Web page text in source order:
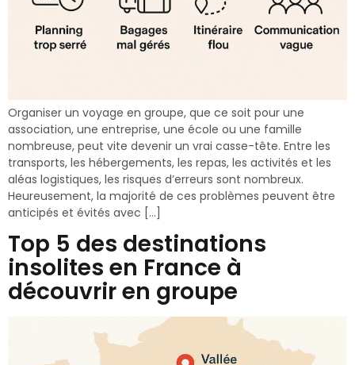
Organiser un voyage en groupe, que ce soit pour une
association, une entreprise, une école ou une famille
nombreuse, peut vite devenir un vrai casse-tête. Entre les
transports, les hébergements, les repas, les activités et les
aléas logistiques, les risques d’erreurs sont nombreux.
Heureusement, la majorité de ces problèmes peuvent être
anticipés et évités avec […]
Top 5 des destinations
insolites en France à
découvrir en groupe